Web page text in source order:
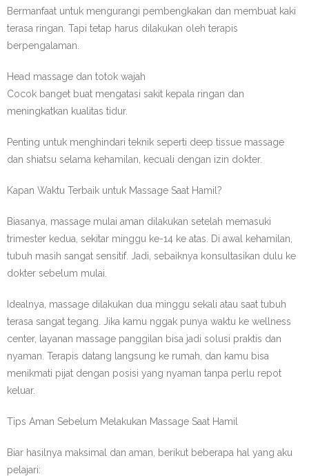
Bermanfaat untuk mengurangi pembengkakan dan membuat kaki
terasa ringan. Tapi tetap harus dilakukan oleh terapis
berpengalaman.
Head massage dan totok wajah
Cocok banget buat mengatasi sakit kepala ringan dan
meningkatkan kualitas tidur.
Penting untuk menghindari teknik seperti deep tissue massage
dan shiatsu selama kehamilan, kecuali dengan izin dokter.
Kapan Waktu Terbaik untuk Massage Saat Hamil?
Biasanya, massage mulai aman dilakukan setelah memasuki
trimester kedua, sekitar minggu ke-14 ke atas. Di awal kehamilan,
tubuh masih sangat sensitif. Jadi, sebaiknya konsultasikan dulu ke
dokter sebelum mulai.
Idealnya, massage dilakukan dua minggu sekali atau saat tubuh
terasa sangat tegang. Jika kamu nggak punya waktu ke wellness
center, layanan massage panggilan bisa jadi solusi praktis dan
nyaman. Terapis datang langsung ke rumah, dan kamu bisa
menikmati pijat dengan posisi yang nyaman tanpa perlu repot
keluar.
Tips Aman Sebelum Melakukan Massage Saat Hamil
Biar hasilnya maksimal dan aman, berikut beberapa hal yang aku
pelajari: